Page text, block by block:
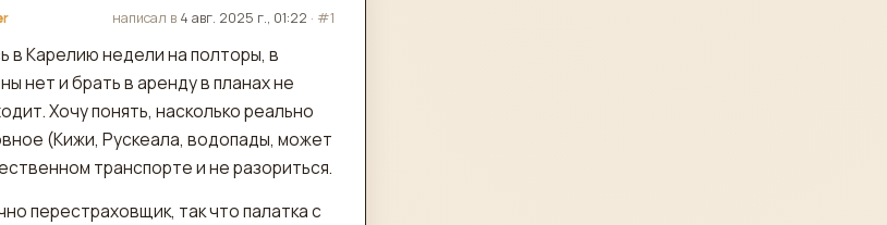
написал в 4 авг. 2025 г., 01:22 · #1
в Карелию недели на полторы, в
нет и брать в аренду в планах не
Хочу понять, насколько реально
(Кижи, Рускеала, водопады, может
транспорте и не разориться.
перестраховщик, так что палатка с